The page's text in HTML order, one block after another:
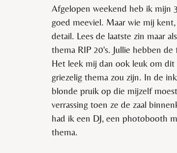
Afgelopen weekend heb ik mijn
goed meeviel. Maar wie mij
detail. Lees de laatste zin maar
thema RIP 20's. Jullie hebben
Het leek mij dan ook leuk om
griezelig thema zou zijn. In de
blonde pruik op die mijzelf
verrassing toen ze de zaal
had ik een DJ, een photobooth
thema.